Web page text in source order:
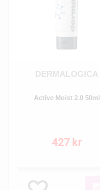
DERMALOGICA
Active Moist 2.0 50ml
427 kr